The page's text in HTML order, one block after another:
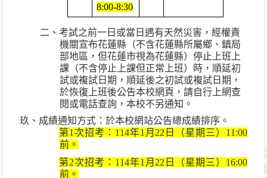
8:00-8:30
二、考試之前一日或當日遇有天然災害，經權責
機關宣布花蓮縣（不含花蓮縣所屬鄉、鎮局
部地區，但花蓮市視為花蓮縣）停止上班上
課（不含停止上課但正常上班）時，順延初
試或複試日期，順延後之初試或複試日期，
於恢復上班後公告本校網頁，請自行上網查
閱或電話查詢，本校不另通知。
玖、成績通知方式：於本校網站公告總成績排序。
第1 次招考： 114年1 月 22 日（星期三） 11:00
前。
第2次招考： 114年1 月 22 日（星期三） 16:00
前。